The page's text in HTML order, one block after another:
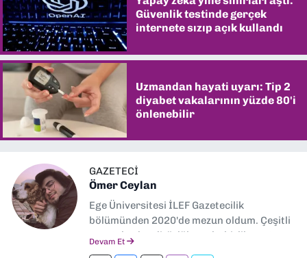
Güvenlik testinde gerçek
internete sızıp açık kullandı
Uzmandan hayati uyarı: Tip 2
diyabet vakalarının yüzde 80'i
önlenebilir
GAZETECİ
Ömer Ceylan
Ege Üniversitesi İLEF Gazetecilik
bölümünden 2020'de mezun oldum. Çeşitli
gazetelerde editörlük, muhabirlik yaptım.
Devam Et